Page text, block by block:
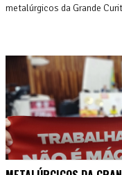
metalúrgicos da Grande